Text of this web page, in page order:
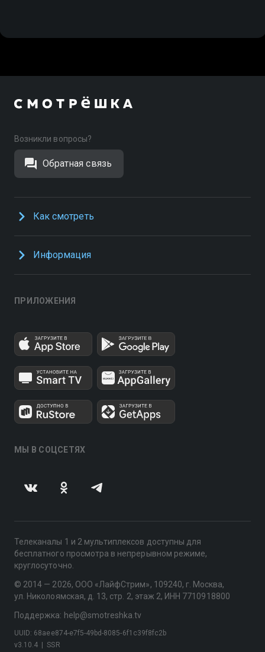
Возникли вопросы?
Обратная связь
Как смотреть
Информация
ПРИЛОЖЕНИЯ
МЫ В СОЦСЕТЯХ
Телеканалы 1 и 2 мультиплексов доступны для
бесплатного просмотра в непрерывном режиме,
круглосуточно.
© 2014 — 2026, ООО «ЛайфСтрим», 109240, г. Москва,
ул. Николоямская, д. 13, стр. 2, этаж 2, ИНН 7710918800
Поддержка: help@smotreshka.tv
v3.10.4 SSR
UUID: 68aee874-e7f5-49bd-8085-6f1c39f8fc2b